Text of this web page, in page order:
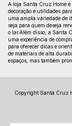
A loja Santa Cruz Home é
decoração e utilidades
uma ampla variedade de
seja para quem deseja
o lar.Além disso, a Santa
uma experiência de
para oferecer dicas e
de materiais de alta
espaços, mas também
Copyright Santa Cruz